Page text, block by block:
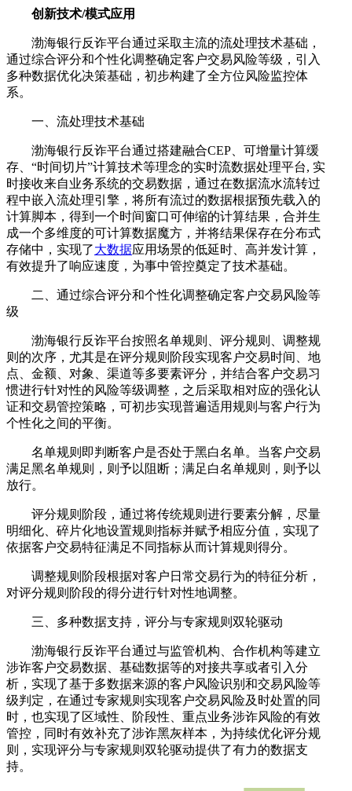
创新技术/模式应用
渤海银行反诈平台通过采取主流的流处理技术基础，
通过综合评分和个性化调整确定客户交易风险等级，引入
多种数据优化决策基础，初步构建了全方位风险监控体
系。
一、流处理技术基础
渤海银行反诈平台通过搭建融合CEP、可增量计算缓
存、“时间切片”计算技术等理念的实时流数据处理平台, 实
时接收来自业务系统的交易数据，通过在数据流水流转过
程中嵌入流处理引擎，将所有流过的数据根据预先载入的
计算脚本，得到一个时间窗口可伸缩的计算结果，合并生
成一个多维度的可计算数据魔方，并将结果保存在分布式
存储中，实现了大数据应用场景的低延时、高并发计算，
有效提升了响应速度，为事中管控奠定了技术基础。
二、通过综合评分和个性化调整确定客户交易风险等
级
渤海银行反诈平台按照名单规则、评分规则、调整规
则的次序，尤其是在评分规则阶段实现客户交易时间、地
点、金额、对象、渠道等多要素评分，并结合客户交易习
惯进行针对性的风险等级调整，之后采取相对应的强化认
证和交易管控策略，可初步实现普遍适用规则与客户行为
个性化之间的平衡。
名单规则即判断客户是否处于黑白名单。当客户交易
满足黑名单规则，则予以阻断；满足白名单规则，则予以
放行。
评分规则阶段，通过将传统规则进行要素分解，尽量
明细化、碎片化地设置规则指标并赋予相应分值，实现了
依据客户交易特征满足不同指标从而计算规则得分。
调整规则阶段根据对客户日常交易行为的特征分析，
对评分规则阶段的得分进行针对性地调整。
三、多种数据支持，评分与专家规则双轮驱动
渤海银行反诈平台通过与监管机构、合作机构等建立
涉诈客户交易数据、基础数据等的对接共享或者引入分
析，实现了基于多数据来源的客户风险识别和交易风险等
级判定，在通过专家规则实现客户交易风险及时处置的同
时，也实现了区域性、阶段性、重点业务涉诈风险的有效
管控，同时有效补充了涉诈黑灰样本，为持续优化评分规
则，实现评分与专家规则双轮驱动提供了有力的数据支
持。